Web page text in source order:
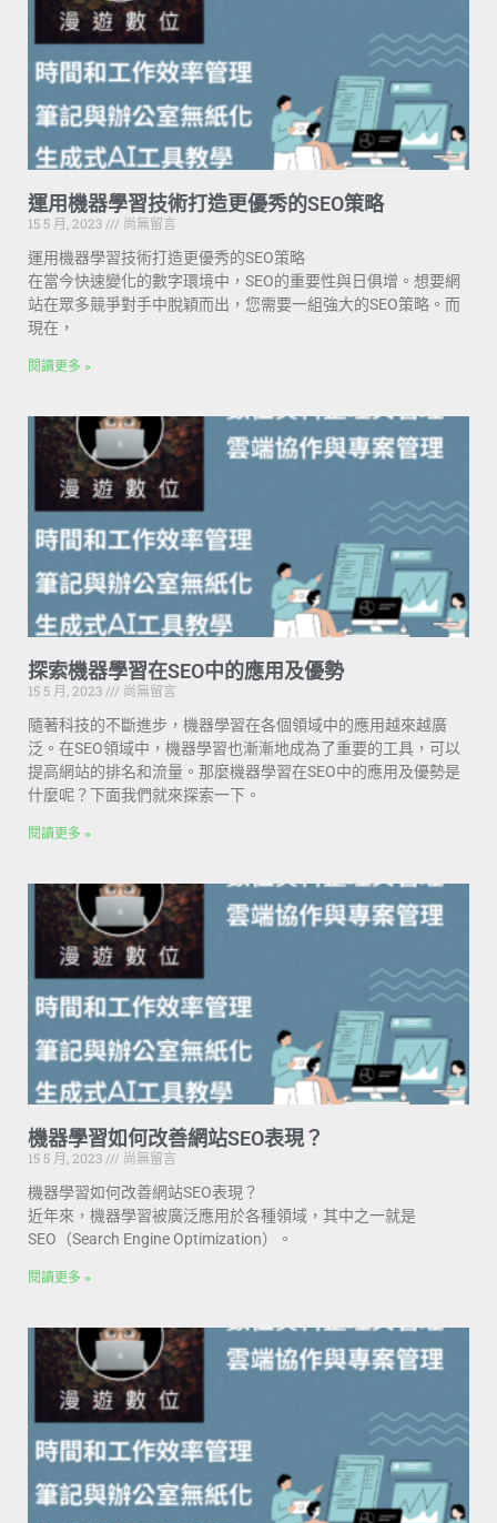
運用機器學習技術打造更優秀的SEO策略
15 5 月, 2023
尚無留言
運用機器學習技術打造更優秀的SEO策略
在當今快速變化的數字環境中，SEO的重要性與日俱增。想要網
站在眾多競爭對手中脫穎而出，您需要一組強大的SEO策略。而
現在，
閱讀更多 »
探索機器學習在SEO中的應用及優勢
15 5 月, 2023
尚無留言
隨著科技的不斷進步，機器學習在各個領域中的應用越來越廣
泛。在SEO領域中，機器學習也漸漸地成為了重要的工具，可以
提高網站的排名和流量。那麼機器學習在SEO中的應用及優勢是
什麼呢？下面我們就來探索一下。
閱讀更多 »
機器學習如何改善網站SEO表現？
15 5 月, 2023
尚無留言
機器學習如何改善網站SEO表現？
近年來，機器學習被廣泛應用於各種領域，其中之一就是
SEO（Search Engine Optimization）。
閱讀更多 »